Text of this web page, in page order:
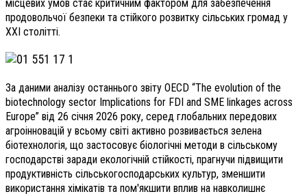
місцевих умов стає критичним фактором для забезпечення
продовольчої безпеки та стійкого розвитку сільських громад у
XXI столітті.
За даними аналізу останнього звіту OECD “The evolution of the
biotechnology sector Implications for FDI and SME linkages across
Europe” від 26 січня 2026 року, серед глобальних передових
агроiнновацiй у всьому світі активно розвивається зелена
біотехнологія, що застосовує біологічні методи в сільському
господарстві заради екологічній стійкості, прагнучи підвищити
продуктивність сільськогосподарських культур, зменшити
використання хімікатів та пом'якшити вплив на навколишнє